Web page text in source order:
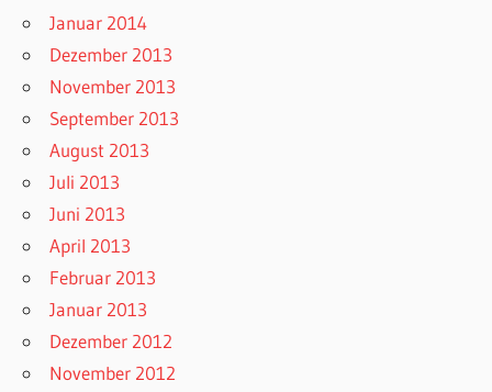
Januar 2014
Dezember 2013
November 2013
September 2013
August 2013
Juli 2013
Juni 2013
April 2013
Februar 2013
Januar 2013
Dezember 2012
November 2012